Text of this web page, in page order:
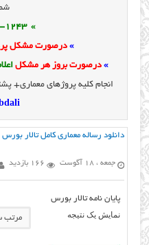
» 0916-891-1243
» درصورت مشکل
» درصورت بروز هر مشکل
انجام کلیه پروژهای معماری+
دانلود رساله معماری کامل تالار بورس
جمعه ، 18 آگوست 166 بازدید
پایان نامه تالار بورس
نمایش یک نتیجه